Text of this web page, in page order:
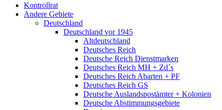
Kontrollrat
Andere Gebiete
Deutschland
Deutschland vor 1945
Altdeutschland
Deutsches Reich
Deutsche Reich Dienstmarken
Deutsches Reich MH + Zd´s
Deutsches Reich Abarten + PF
Deutsches Reich GS
Deutsche Auslandspostämter + Kolonien
Deutsche Abstimmungsgebiete